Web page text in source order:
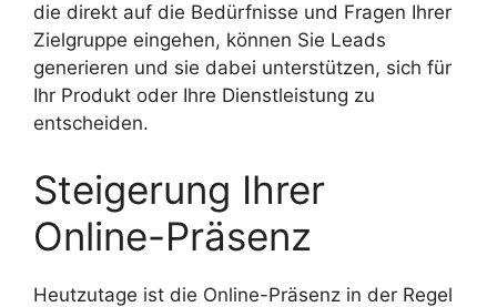
die direkt auf die Bedürfnisse und Fragen Ihrer
Zielgruppe eingehen, können Sie Leads
generieren und sie dabei unterstützen, sich für
Ihr Produkt oder Ihre Dienstleistung zu
entscheiden.
Steigerung Ihrer
Online-Präsenz
Heutzutage ist die Online-Präsenz in der Regel